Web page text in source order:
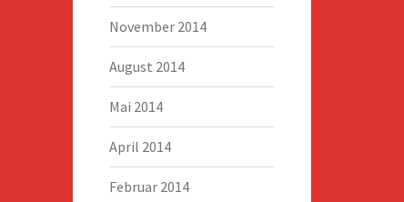
November 2014
August 2014
Mai 2014
April 2014
Februar 2014